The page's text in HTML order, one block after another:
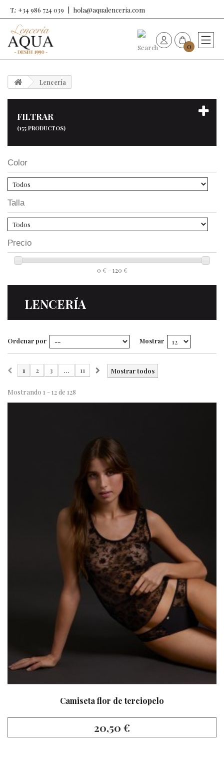
T.: +34 986 724 039 hola@aqualenceria.com
0
Baño de mujer
Prendas moldeadoras
Ortopedia
Outlet
Lencería
FILTRAR
(155 PRODUCTOS)
Color
Talla
Precio
0 € - 120 €
LENCERÍA
Ordenar por Mostrar
Mostrar todos
1 2 3 ... 11
Mostrando 1 - 12 de 128
Camiseta flor de terciopelo
20,50 €